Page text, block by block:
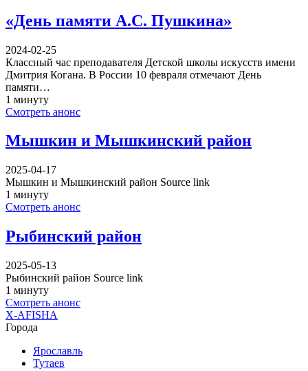
«День памяти А.С. Пушкина»
2024-02-25
Классный час преподавателя Детской школы искусств имени
Дмитрия Когана. В России 10 февраля отмечают День
памяти…
1 минуту
Смотреть анонс
Мышкин и Мышкинский район
2025-04-17
Мышкин и Мышкинский район Source link
1 минуту
Смотреть анонс
Рыбинский район
2025-05-13
Рыбинский район Source link
1 минуту
Смотреть анонс
X-AFISHA
Города
Ярославль
Тутаев